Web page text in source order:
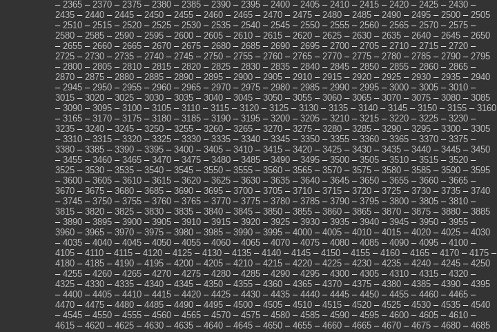
– 2365 – 2370 – 2375 – 2380 – 2385 – 2390 – 2395 – 2400 – 2405 – 2410 – 2415 – 2420 – 2425 – 2430 –
2435 – 2440 – 2445 – 2450 – 2455 – 2460 – 2465 – 2470 – 2475 – 2480 – 2485 – 2490 – 2495 – 2500 – 2505
– 2510 – 2515 – 2520 – 2525 – 2530 – 2535 – 2540 – 2545 – 2550 – 2555 – 2560 – 2565 – 2570 – 2575 –
2580 – 2585 – 2590 – 2595 – 2600 – 2605 – 2610 – 2615 – 2620 – 2625 – 2630 – 2635 – 2640 – 2645 – 2650
– 2655 – 2660 – 2665 – 2670 – 2675 – 2680 – 2685 – 2690 – 2695 – 2700 – 2705 – 2710 – 2715 – 2720 –
2725 – 2730 – 2735 – 2740 – 2745 – 2750 – 2755 – 2760 – 2765 – 2770 – 2775 – 2780 – 2785 – 2790 – 2795
– 2800 – 2805 – 2810 – 2815 – 2820 – 2825 – 2830 – 2835 – 2840 – 2845 – 2850 – 2855 – 2860 – 2865 –
2870 – 2875 – 2880 – 2885 – 2890 – 2895 – 2900 – 2905 – 2910 – 2915 – 2920 – 2925 – 2930 – 2935 – 2940
– 2945 – 2950 – 2955 – 2960 – 2965 – 2970 – 2975 – 2980 – 2985 – 2990 – 2995 – 3000 – 3005 – 3010 –
3015 – 3020 – 3025 – 3030 – 3035 – 3040 – 3045 – 3050 – 3055 – 3060 – 3065 – 3070 – 3075 – 3080 – 3085
– 3090 – 3095 – 3100 – 3105 – 3110 – 3115 – 3120 – 3125 – 3130 – 3135 – 3140 – 3145 – 3150 – 3155 – 3160
– 3165 – 3170 – 3175 – 3180 – 3185 – 3190 – 3195 – 3200 – 3205 – 3210 – 3215 – 3220 – 3225 – 3230 –
3235 – 3240 – 3245 – 3250 – 3255 – 3260 – 3265 – 3270 – 3275 – 3280 – 3285 – 3290 – 3295 – 3300 – 3305
– 3310 – 3315 – 3320 – 3325 – 3330 – 3335 – 3340 – 3345 – 3350 – 3355 – 3360 – 3365 – 3370 – 3375 –
3380 – 3385 – 3390 – 3395 – 3400 – 3405 – 3410 – 3415 – 3420 – 3425 – 3430 – 3435 – 3440 – 3445 – 3450
– 3455 – 3460 – 3465 – 3470 – 3475 – 3480 – 3485 – 3490 – 3495 – 3500 – 3505 – 3510 – 3515 – 3520 –
3525 – 3530 – 3535 – 3540 – 3545 – 3550 – 3555 – 3560 – 3565 – 3570 – 3575 – 3580 – 3585 – 3590 – 3595
– 3600 – 3605 – 3610 – 3615 – 3620 – 3625 – 3630 – 3635 – 3640 – 3645 – 3650 – 3655 – 3660 – 3665 –
3670 – 3675 – 3680 – 3685 – 3690 – 3695 – 3700 – 3705 – 3710 – 3715 – 3720 – 3725 – 3730 – 3735 – 3740
– 3745 – 3750 – 3755 – 3760 – 3765 – 3770 – 3775 – 3780 – 3785 – 3790 – 3795 – 3800 – 3805 – 3810 –
3815 – 3820 – 3825 – 3830 – 3835 – 3840 – 3845 – 3850 – 3855 – 3860 – 3865 – 3870 – 3875 – 3880 – 3885
– 3890 – 3895 – 3900 – 3905 – 3910 – 3915 – 3920 – 3925 – 3930 – 3935 – 3940 – 3945 – 3950 – 3955 –
3960 – 3965 – 3970 – 3975 – 3980 – 3985 – 3990 – 3995 – 4000 – 4005 – 4010 – 4015 – 4020 – 4025 – 4030
– 4035 – 4040 – 4045 – 4050 – 4055 – 4060 – 4065 – 4070 – 4075 – 4080 – 4085 – 4090 – 4095 – 4100 –
4105 – 4110 – 4115 – 4120 – 4125 – 4130 – 4135 – 4140 – 4145 – 4150 – 4155 – 4160 – 4165 – 4170 – 4175 –
4180 – 4185 – 4190 – 4195 – 4200 – 4205 – 4210 – 4215 – 4220 – 4225 – 4230 – 4235 – 4240 – 4245 – 4250
– 4255 – 4260 – 4265 – 4270 – 4275 – 4280 – 4285 – 4290 – 4295 – 4300 – 4305 – 4310 – 4315 – 4320 –
4325 – 4330 – 4335 – 4340 – 4345 – 4350 – 4355 – 4360 – 4365 – 4370 – 4375 – 4380 – 4385 – 4390 – 4395
– 4400 – 4405 – 4410 – 4415 – 4420 – 4425 – 4430 – 4435 – 4440 – 4445 – 4450 – 4455 – 4460 – 4465 –
4470 – 4475 – 4480 – 4485 – 4490 – 4495 – 4500 – 4505 – 4510 – 4515 – 4520 – 4525 – 4530 – 4535 – 4540
– 4545 – 4550 – 4555 – 4560 – 4565 – 4570 – 4575 – 4580 – 4585 – 4590 – 4595 – 4600 – 4605 – 4610 –
4615 – 4620 – 4625 – 4630 – 4635 – 4640 – 4645 – 4650 – 4655 – 4660 – 4665 – 4670 – 4675 – 4680 – 4685